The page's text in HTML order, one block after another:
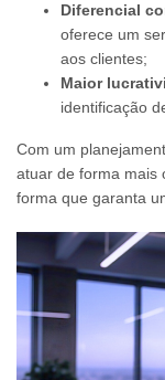
Diferencial
oferece um
aos clientes;
Maior
identificação
Com um
atuar de forma mais
forma que garanta